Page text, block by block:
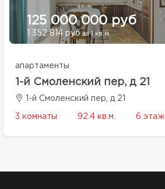
125 000 000 руб
1 352 814 рубза 1 кв.м.
апартаменты
1-й Смоленский пер, д 21
1-й Смоленский пер, д 21
3 комнаты 92.4 кв.м. 6 этаж